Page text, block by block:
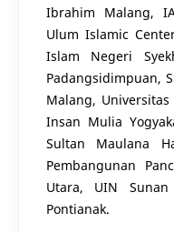
Ibrahim Malang,
Ulum Islamic
Islam Negeri
Padangsidimpuan,
Malang,
Insan Mulia
Sultan Maulana
Pembangunan
Utara, UIN
Pontianak.